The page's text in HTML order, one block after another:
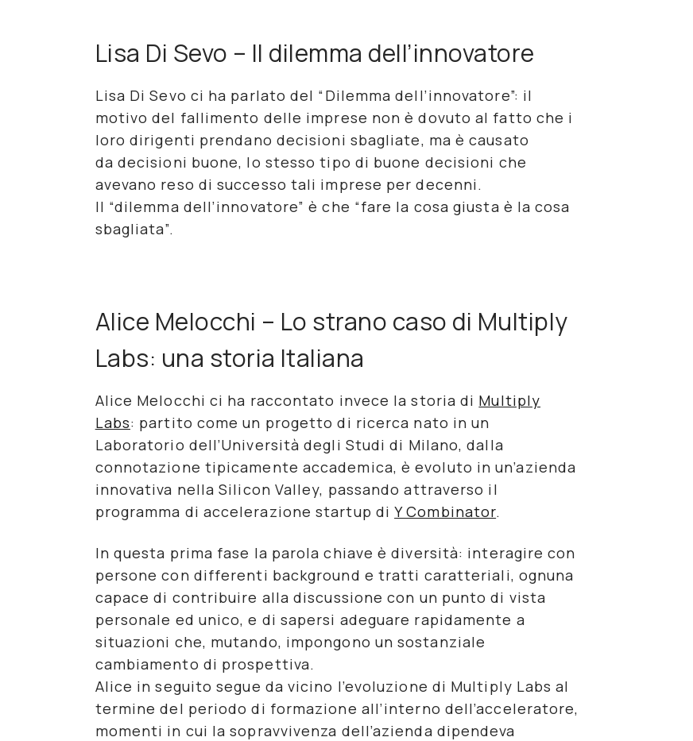
Lisa Di Sevo – Il dilemma dell’innovatore
Lisa Di Sevo ci ha parlato del “Dilemma dell’innovatore”: il
motivo del fallimento delle imprese non è dovuto al fatto che i
loro dirigenti prendano decisioni sbagliate, ma è causato
da decisioni buone, lo stesso tipo di buone decisioni che
avevano reso di successo tali imprese per decenni.
Il “dilemma dell’innovatore” è che “fare la cosa giusta è la cosa
sbagliata”.
Alice Melocchi – Lo strano caso di Multiply
Labs: una storia Italiana
Alice Melocchi ci ha raccontato invece la storia di Multiply
Labs: partito come un progetto di ricerca nato in un
Laboratorio dell’Università degli Studi di Milano, dalla
connotazione tipicamente accademica, è evoluto in un’azienda
innovativa nella Silicon Valley, passando attraverso il
programma di accelerazione startup diY Combinator.
In questa prima fase la parola chiave èdiversità: interagire con
persone con differenti background e tratti caratteriali, ognuna
capace di contribuire alla discussione con un punto di vista
personale ed unico, e di sapersi adeguare rapidamente a
situazioni che, mutando, impongono un sostanziale
cambiamento di prospettiva.
Alice in seguito segue da vicino l’evoluzione di Multiply Labs al
termine del periodo di formazione all’interno dell’acceleratore,
momenti in cui la sopravvivenza dell’azienda dipendeva